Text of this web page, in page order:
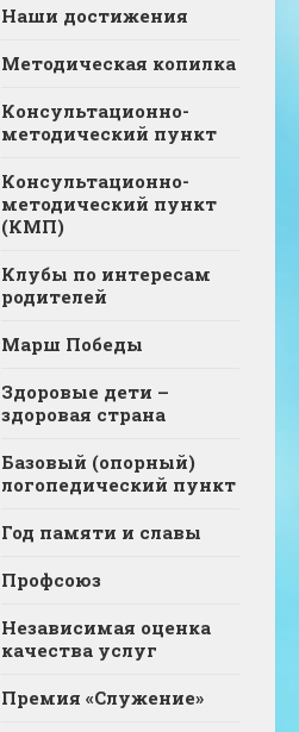
Наши достижения
Методическая копилка
Консультационно-
методический пункт
Консультационно-
методический пункт
(КМП)
Клубы по интересам
родителей
Марш Победы
Здоровые дети –
здоровая страна
Базовый (опорный)
логопедический пункт
Год памяти и славы
Профсоюз
Независимая оценка
качества услуг
Премия «Служение»